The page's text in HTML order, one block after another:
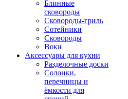
Блинные
сковороды
Сковороды-гриль
Сотейники
Сковороды
Воки
Аксессуары для кухни
Разделочные доски
Солонки,
перечницы и
ёмкости для